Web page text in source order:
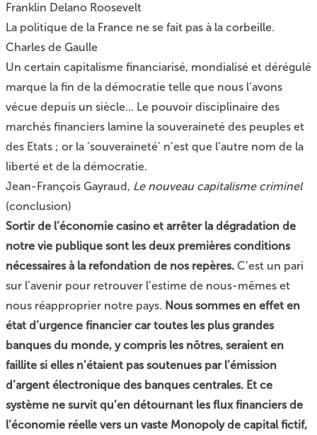
Franklin Delano Roosevelt
La politique de la France ne se fait pas à la corbeille.
Charles de Gaulle
Un certain capitalisme financiarisé, mondialisé et dérégulé
marque la fin de la démocratie telle que nous l’avons
vécue depuis un siècle... Le pouvoir disciplinaire des
marchés financiers lamine la souveraineté des peuples et
des Etats ; or la ’souveraineté’ n’est que l’autre nom de la
liberté et de la démocratie.
Jean-François Gayraud, Le nouveau capitalisme criminel
(conclusion)
Sortir de l’économie casino et arrêter la dégradation de
notre vie publique sont les deux premières conditions
nécessaires à la refondation de nos repères. C’est un pari
sur l’avenir pour retrouver l’estime de nous-mêmes et
nous réapproprier notre pays. Nous sommes en effet en
état d’urgence financier car toutes les plus grandes
banques du monde, y compris les nôtres, seraient en
faillite si elles n’étaient pas soutenues par l’émission
d’argent électronique des banques centrales. Et ce
système ne survit qu’en détournant les flux financiers de
l’économie réelle vers un vaste Monopoly de capital fictif,